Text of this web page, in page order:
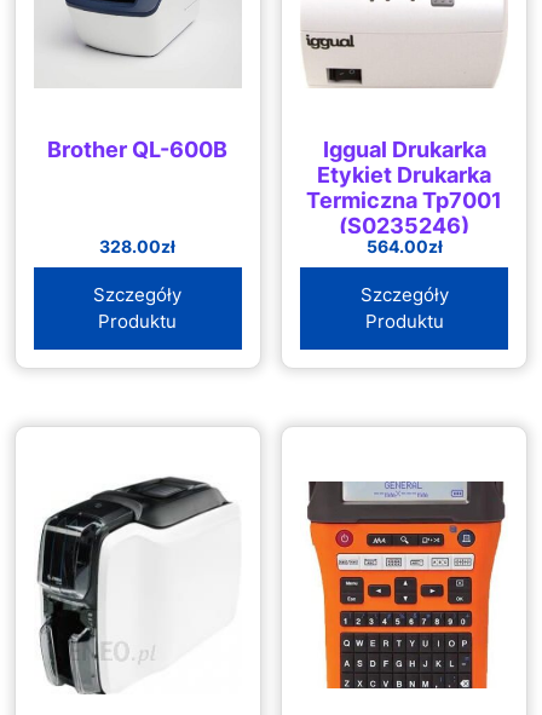
Brother QL-600B
328.00zł
Szczegóły
Produktu
Iggual Drukarka
Etykiet Drukarka
Termiczna Tp7001
(S0235246)
564.00zł
Szczegóły
Produktu